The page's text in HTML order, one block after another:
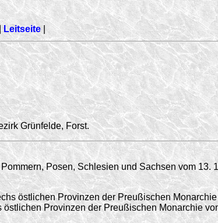
Leitseite|
Grünfelde, Forst.
Posen, Schlesien und Sachsen vom 13.
östlichen Provinzen der Preußischen
Provinzen der Preußischen Monarchie